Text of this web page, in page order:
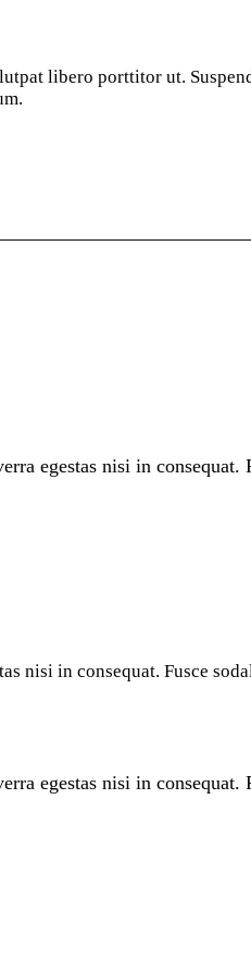
libero porttitor ut.
egestas nisi in consequat.
nisi in consequat. Fusce
egestas nisi in consequat.